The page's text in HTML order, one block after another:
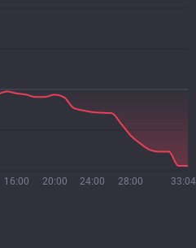
16:00 20:00 24:00 28:00 33:04